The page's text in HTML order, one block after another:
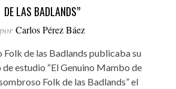
DE LAS BADLANDS”
por Carlos Pérez Báez
Folk de las Badlands publicaba su
estudio “El Genuino Mambo de
Folk de las Badlands” el